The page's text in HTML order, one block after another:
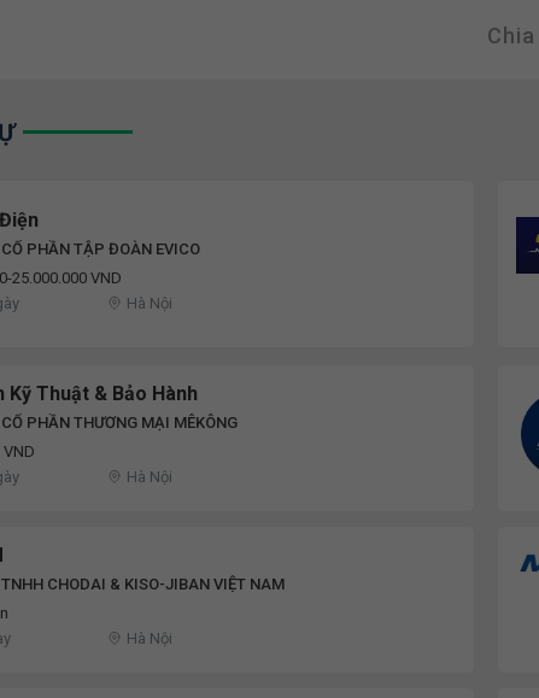
CỔ PHẦN TẬP ĐOÀN EVICO
25.000.000 VND
Hà Nội
Kỹ Thuật & Bảo Hành
PHẦN THƯƠNG MẠI MÊKÔNG
Hà Nội
TNHH CHODAI & KISO-JIBAN VIỆT NAM
Hà Nội